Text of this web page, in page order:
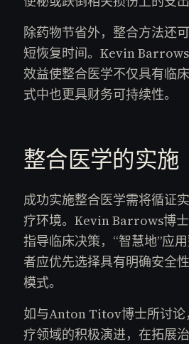
除药物节省外，整合方法还
短恢复时间。Kevin
效益使整合医学不仅具有临
式中也更具财务可持续性。
整合医学的实施
成功实施整合医学需将循证
疗环境。Kevin Barrows博
指导临床决策，“智慧地”应
者应优先选择具有明确安全
模式。
如与Anton Titov博士所讨论
疗领域的积极演进，在拓展